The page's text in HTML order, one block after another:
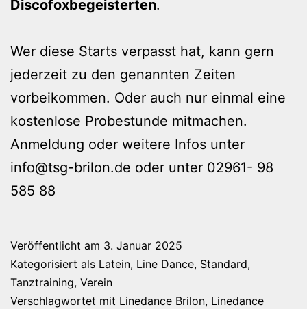
Discofoxbegeisterten.
Wer diese Starts verpasst hat, kann gern
jederzeit zu den genannten Zeiten
vorbeikommen. Oder auch nur einmal eine
kostenlose Probestunde mitmachen.
Anmeldung oder weitere Infos unter
info@tsg-brilon.de oder unter 02961- 98
585 88
Veröffentlicht am 3. Januar 2025
Kategorisiert als Latein, Line Dance, Standard,
Tanztraining, Verein
Verschlagwortet mit Linedance Brilon, Linedance